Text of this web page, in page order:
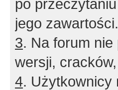
po
jego zawartości.
3. Na forum nie
wersji,
4. Użytkownicy